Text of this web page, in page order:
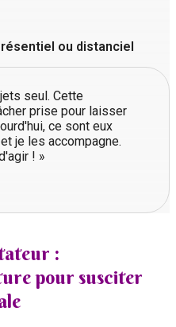
ou distanciel
seul. Cette
prise pour laisser
ce sont eux
je les accompagne.
! »
:
pour susciter